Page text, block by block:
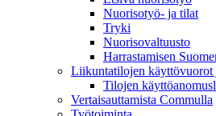
Nuorisotyö- ja tilat
Tryki
Nuorisovaltuusto
Harrastamisen
Liikuntatilojen käyttövuorot
Tilojen
Vertaisauttamista Commulla